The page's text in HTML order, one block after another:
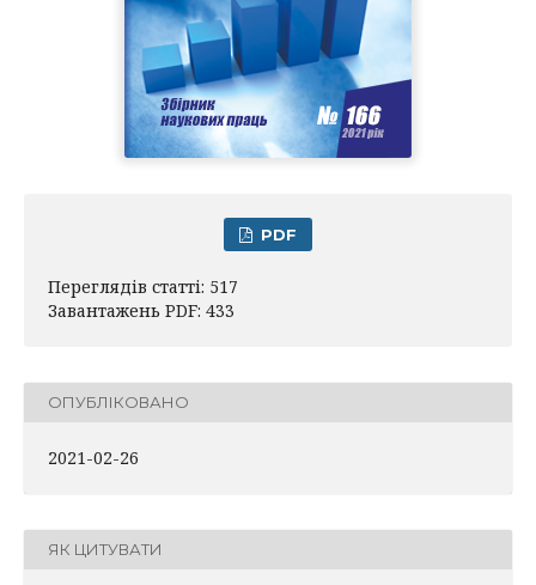
PDF
Переглядів статті: 517
Завантажень PDF: 433
ОПУБЛІКОВАНО
2021-02-26
ЯК ЦИТУВАТИ